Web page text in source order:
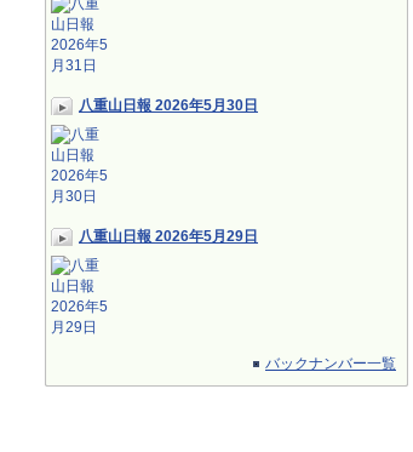
八重山日報 2026年5月30日
八重山日報 2026年5月29日
バックナンバー一覧